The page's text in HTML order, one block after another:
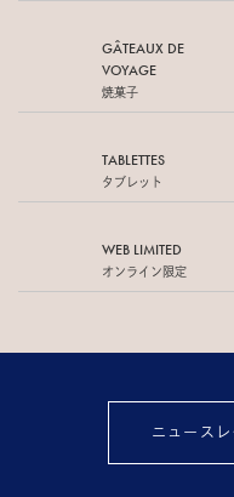
GÂTEAUX DE
VOYAGE
焼菓子
TABLETTES
タブレット
WEB LIMITED
オンライン限定
ニュース